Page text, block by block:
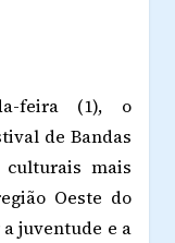
feira (1), o
de Bandas
culturais mais
Oeste do
juventude e a